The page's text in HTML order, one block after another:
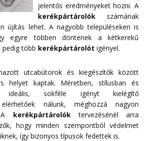
jelentős eredményeket hozni. A
kerékpártárolók számának
újítás lehet. A nagyobb településeken is
egyre többen döntenek a kétkerekű
több kerékpártárolót igényel.
utcabútorok és kiegészítők között
helyet kaptak. Méretben, stílusban és
ideális, sokféle igényt kielégítő
nálunk, méghozzá nagyon
A kerékpártárolóktervezésénél arra
hogy minden szempontból védelmet
így bizonyos típusok fedettek is.